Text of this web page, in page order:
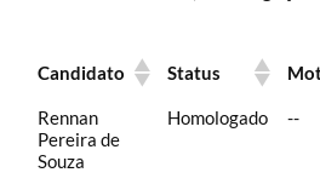
Candidato Status
Rennan
Pereira de
Souza
Homologado --